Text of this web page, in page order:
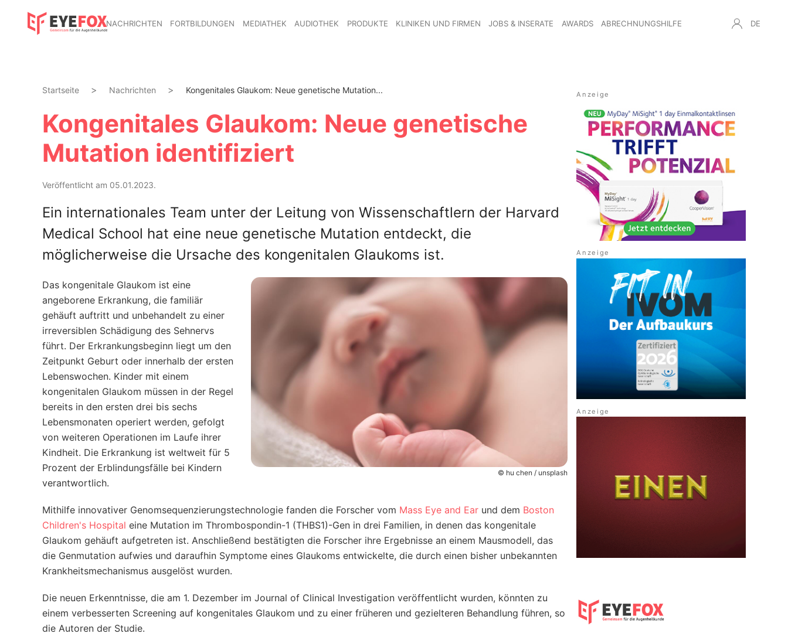
NACHRICHTEN FORTBILDUNGEN MEDIATHEK AUDIOTHEK PRODUKTE KLINIKEN UND FIRMEN JOBS & INSERATE AWARDS ABRECHNUNGSHILFE DE
Startseite Nachrichten Kongenitales Glaukom: Neue genetische Mutation...
Kongenitales Glaukom: Neue genetische
Mutation identifiziert
Veröffentlicht am 05.01.2023.
Ein internationales Team unter der Leitung von Wissenschaftlern der Harvard
Medical School hat eine neue genetische Mutation entdeckt, die
möglicherweise die Ursache des kongenitalen Glaukoms ist.
© hu chen / unsplash
Das kongenitale Glaukom ist eine
angeborene Erkrankung, die familiär
gehäuft auftritt und unbehandelt zu einer
irreversiblen Schädigung des Sehnervs
führt. Der Erkrankungsbeginn liegt um den
Zeitpunkt Geburt oder innerhalb der ersten
Lebenswochen. Kinder mit einem
kongenitalen Glaukom müssen in der Regel
bereits in den ersten drei bis sechs
Lebensmonaten operiert werden, gefolgt
von weiteren Operationen im Laufe ihrer
Kindheit. Die Erkrankung ist weltweit für 5
Prozent der Erblindungsfälle bei Kindern
verantwortlich.
Mithilfe innovativer Genomsequenzierungstechnologie fanden die Forscher vom Mass Eye and Ear und dem Boston
Children's Hospital eine Mutation im Thrombospondin-1 (THBS1)-Gen in drei Familien, in denen das kongenitale
Glaukom gehäuft aufgetreten ist. Anschließend bestätigten die Forscher ihre Ergebnisse an einem Mausmodell, das
die Genmutation aufwies und daraufhin Symptome eines Glaukoms entwickelte, die durch einen bisher unbekannten
Krankheitsmechanismus ausgelöst wurden.
Die neuen Erkenntnisse, die am 1. Dezember im Journal of Clinical Investigation veröffentlicht wurden, könnten zu
einem verbesserten Screening auf kongenitales Glaukom und zu einer früheren und gezielteren Behandlung führen, so
die Autoren der Studie.